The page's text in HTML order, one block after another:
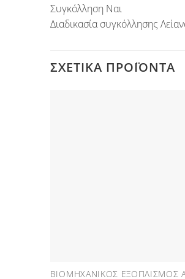
Συγκόλληση Ναι
Διαδικασία συγκόλλησης
ΣΧΕΤΙΚΆ ΠΡΟΪΌΝΤΑ